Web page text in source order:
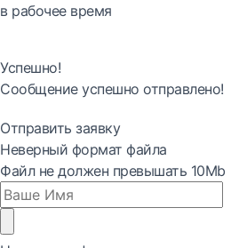
в рабочее время
Успешно!
Сообщение успешно отправлено!
Отправить заявку
Неверный формат файла
Файл не должен превышать 10Mb